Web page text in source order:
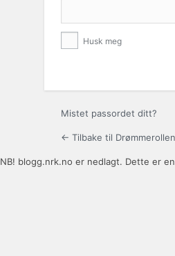
Husk meg
Mistet passordet ditt?
← Tilbake til Drømmerollen
NB! blogg.nrk.no er nedlagt. Dette er